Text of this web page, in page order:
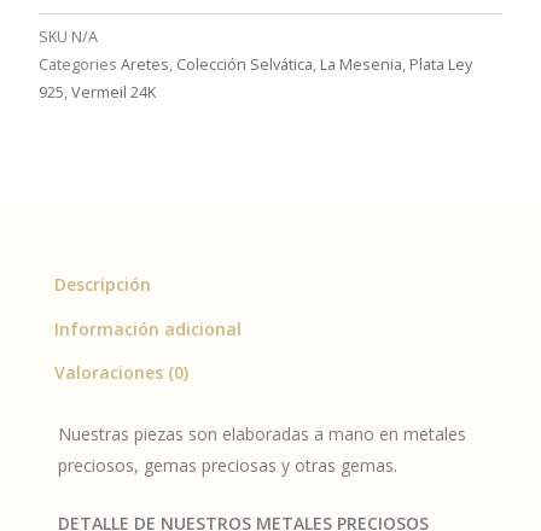
SKU N/A
Categories Aretes, Colección Selvática, La Mesenia, Plata Ley
925,Vermeil 24K
Descripción
Información adicional
Valoraciones (0)
Nuestras piezas son elaboradas a mano en metales
preciosos, gemas preciosas y otras gemas.
DETALLE DE NUESTROS METALES PRECIOSOS